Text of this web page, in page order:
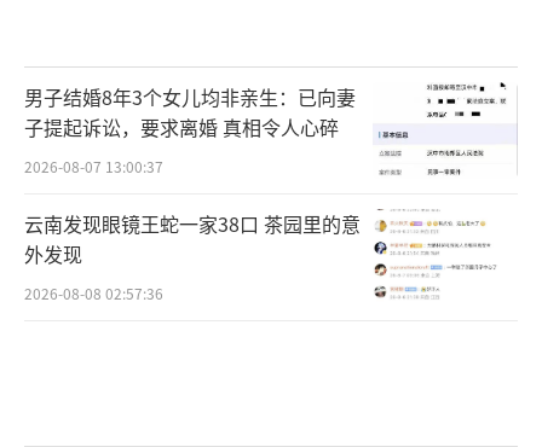
男子结婚8年3个女儿均非亲生：已向妻
子提起诉讼，要求离婚 真相令人心碎
2026-08-07 13:00:37
云南发现眼镜王蛇一家38口 茶园里的意
外发现
2026-08-08 02:57:36